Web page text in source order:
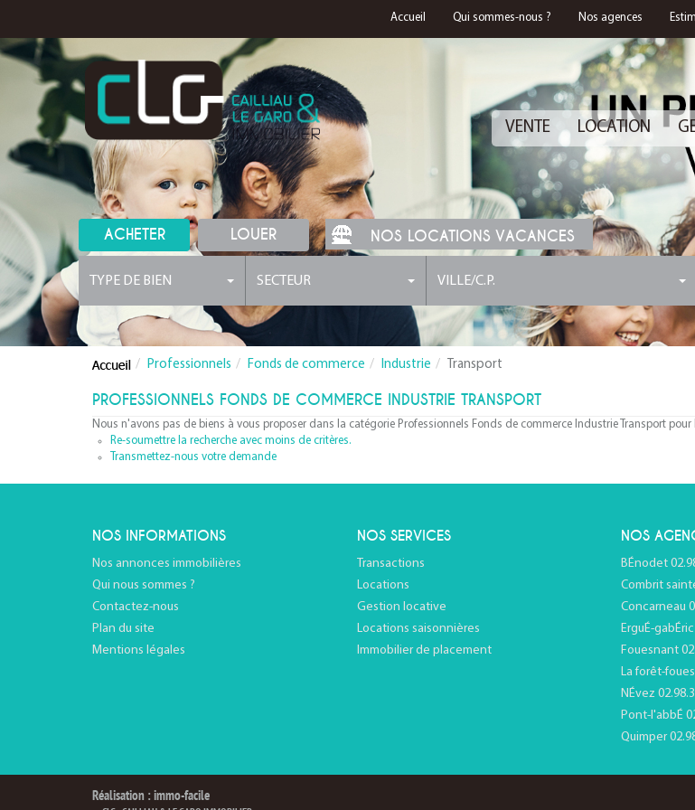
Accueil Qui sommes-nous ? Nos agences
VENTE LOCATION
ACHETER LOUER NOS LOCATIONS VACANCES
TYPE DE BIEN SECTEUR VILLE/C.P.
Professionnels Fonds de commerce Industrie Transport
PROFESSIONNELS FONDS DE COMMERCE INDUSTRIE TRANSPORT
Nous n'avons pas de biens à vous proposer dans la catégorie Professionnels Fonds de commerce Industrie Transport
Re-soumettre la recherche avec moins de critères.
Transmettez-nous votre demande
NOS INFORMATIONS
Nos annonces immobilières
Qui nous sommes ?
Contactez-nous
Plan du site
Mentions légales
NOS SERVICES
Transactions
Locations
Gestion locative
Locations saisonnières
Immobilier de placement
NOS
BÉnodet
Combrit
Concarneau
ErguÉ-
Fouesnant
La forêt-
NÉvez
Pont-l'abbÉ
Quimper
Réalisation : immo-facile